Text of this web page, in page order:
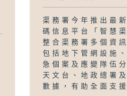
渠務署今年推出最
碼信息平台「智慧
整合渠務署多個資
包括地下管網設施
急個案及應變隊伍
天文台、地政總署
數據，有助全面支